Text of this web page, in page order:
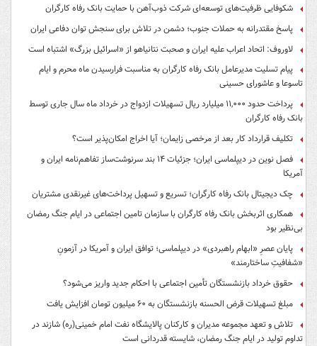
شکوفایی ظرفیت‌های توسعه‌ای شرکت ذوب‌آهن با حمایت‌ بانک رفاه کارگران
پاسخ مقتدرانه به حملات جنوب؛ دشمن در تلاش برای سنجش توان دفاعی ایران
لاوروف: اتحاد اعراب علیه ایران و صحبت نتانیاهو از «اسرائیل بزرگ» اشتباه است
پیام تسلیت مدیرعامل بانک رفاه کارگران به مناسبت فرارسیدن ماه محرم و ایام
تاسوعا و عاشورای حسینی
پرداخت حدود ۱۱,۰۰۰ میلیارد ریال تسهیلات ازدواج در خرداد ماه سال جاری توسط
بانک رفاه کارگران
تکلیف قرارداد کار بعد از مرخصی زایمان؛ آیا اخراج امکان‌پذیر است؟
فصل نوین در دیپلماسی ایران؛ جزئیات ۱۴ بند سرنوشت‌ساز تفاهم‌نامه ایران و
آمریکا
چک دیجیتال بانک رفاه کارگران؛ تسریع و تسهیل پرداخت‌های غیرنقدی مشتریان
همکاری اثربخش بانک رفاه کارگران با سازمان تامین اجتماعی در ایام جنگ رمضان
بی‌نظیر بود
پایان عصرِ «ابهام راهبردی» در دیپلماسی؛ توافق ایران و آمریکا در آزمونِ
«شفافیتِ ساختارمند»
حقوق خرداد بازنشستگان تأمین اجتماعی با احکام جدید واریز می‌شود؟
مبلغ تسهیلات قرض الحسنه بازنشستگان به ۶۰ میلیون تومان افزایش یافت
تلاش و تعهد مجموعه مدیران و کارکنان پالایشگاه نفت امام خمینی(ره) شازند در
تداوم تولید در ایام جنگ رمضان، شایسته قدردانی است